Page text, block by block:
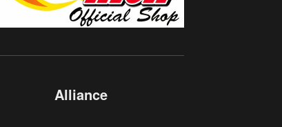
Alliance